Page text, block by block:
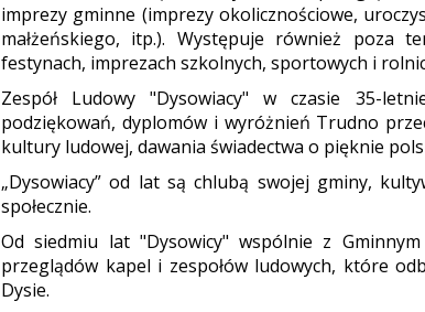
imprezy gminne (imprezy okolicznościowe,
małżeńskiego, itp.). Występuje również poza
festynach, imprezach szkolnych, sportowych i
Zespół Ludowy "Dysowiacy" w czasie 35-
podziękowań, dyplomów i wyróżnień Trudno
kultury ludowej, dawania świadectwa o pięknie
„Dysowiacy” od lat są chlubą swojej gminy,
społecznie.
Od siedmiu lat "Dysowicy" wspólnie z
przeglądów kapel i zespołów ludowych, które
Dysie.